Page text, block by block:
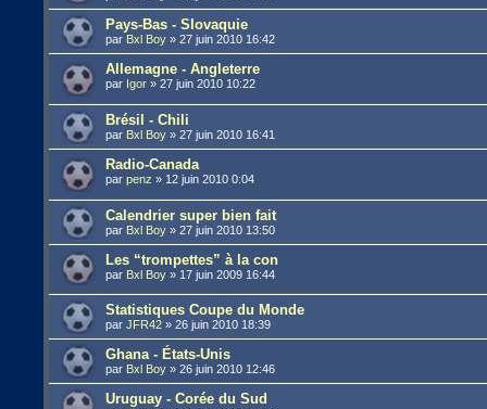
Pays-Bas - Slovaquie
par Bxl Boy »27 juin 2010 16:42
Allemagne - Angleterre
par Igor »27 juin 2010 10:22
Brésil - Chili
par Bxl Boy »27 juin 2010 16:41
Radio-Canada
parpenz » 12 juin 2010 0:04
Calendrier super bien fait
par Bxl Boy »27 juin 2010 13:50
Les “trompettes” à la con
par Bxl Boy » 17 juin 2009 16:44
Statistiques Coupe du Monde
parJFR42 »26 juin 2010 18:39
Ghana - États-Unis
par Bxl Boy »26 juin 2010 12:46
Uruguay - Corée du Sud